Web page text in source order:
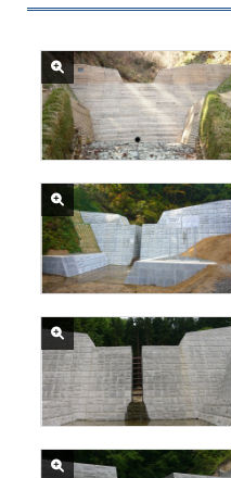
宮城県北部地方進行事務所発
注
「予防治山ダム工事」
国土交通省飯豊山系砂防事務
所発注
「舟渡蟹沢砂防堰堤工事」
山形県村山総合支庁発注
「肥沢砂防堰堤工事」
山形県村山総合支庁発注